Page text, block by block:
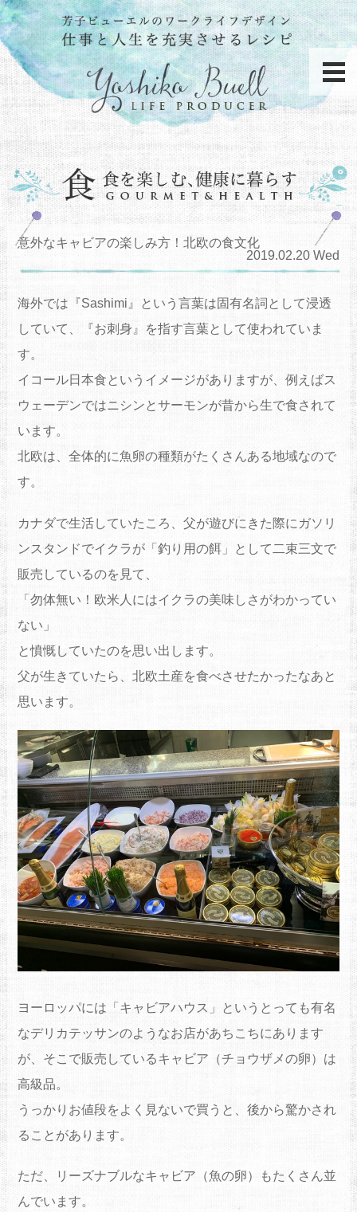
意外なキャビアの楽しみ方！北欧の食文化
2019.02.20 Wed
海外では『Sashimi』という言葉は固有名詞として浸透
していて、『お刺身』を指す言葉として使われていま
す。
イコール日本食というイメージがありますが、例えばス
ウェーデンではニシンとサーモンが昔から生で食されて
います。
北欧は、全体的に魚卵の種類がたくさんある地域なので
す。
カナダで生活していたころ、父が遊びにきた際にガソリ
ンスタンドでイクラが「釣り用の餌」として二束三文で
販売しているのを見て、
「勿体無い！欧米人にはイクラの美味しさがわかってい
ない」
と憤慨していたのを思い出します。
父が生きていたら、北欧土産を食べさせたかったなあと
思います。
ヨーロッパには「キャビアハウス」というとっても有名
なデリカテッサンのようなお店があちこちにあります
が、そこで販売しているキャビア（チョウザメの卵）は
高級品。
うっかりお値段をよく見ないで買うと、後から驚かされ
ることがあります。
ただ、リーズナブルなキャビア（魚の卵）もたくさん並
んでいます。